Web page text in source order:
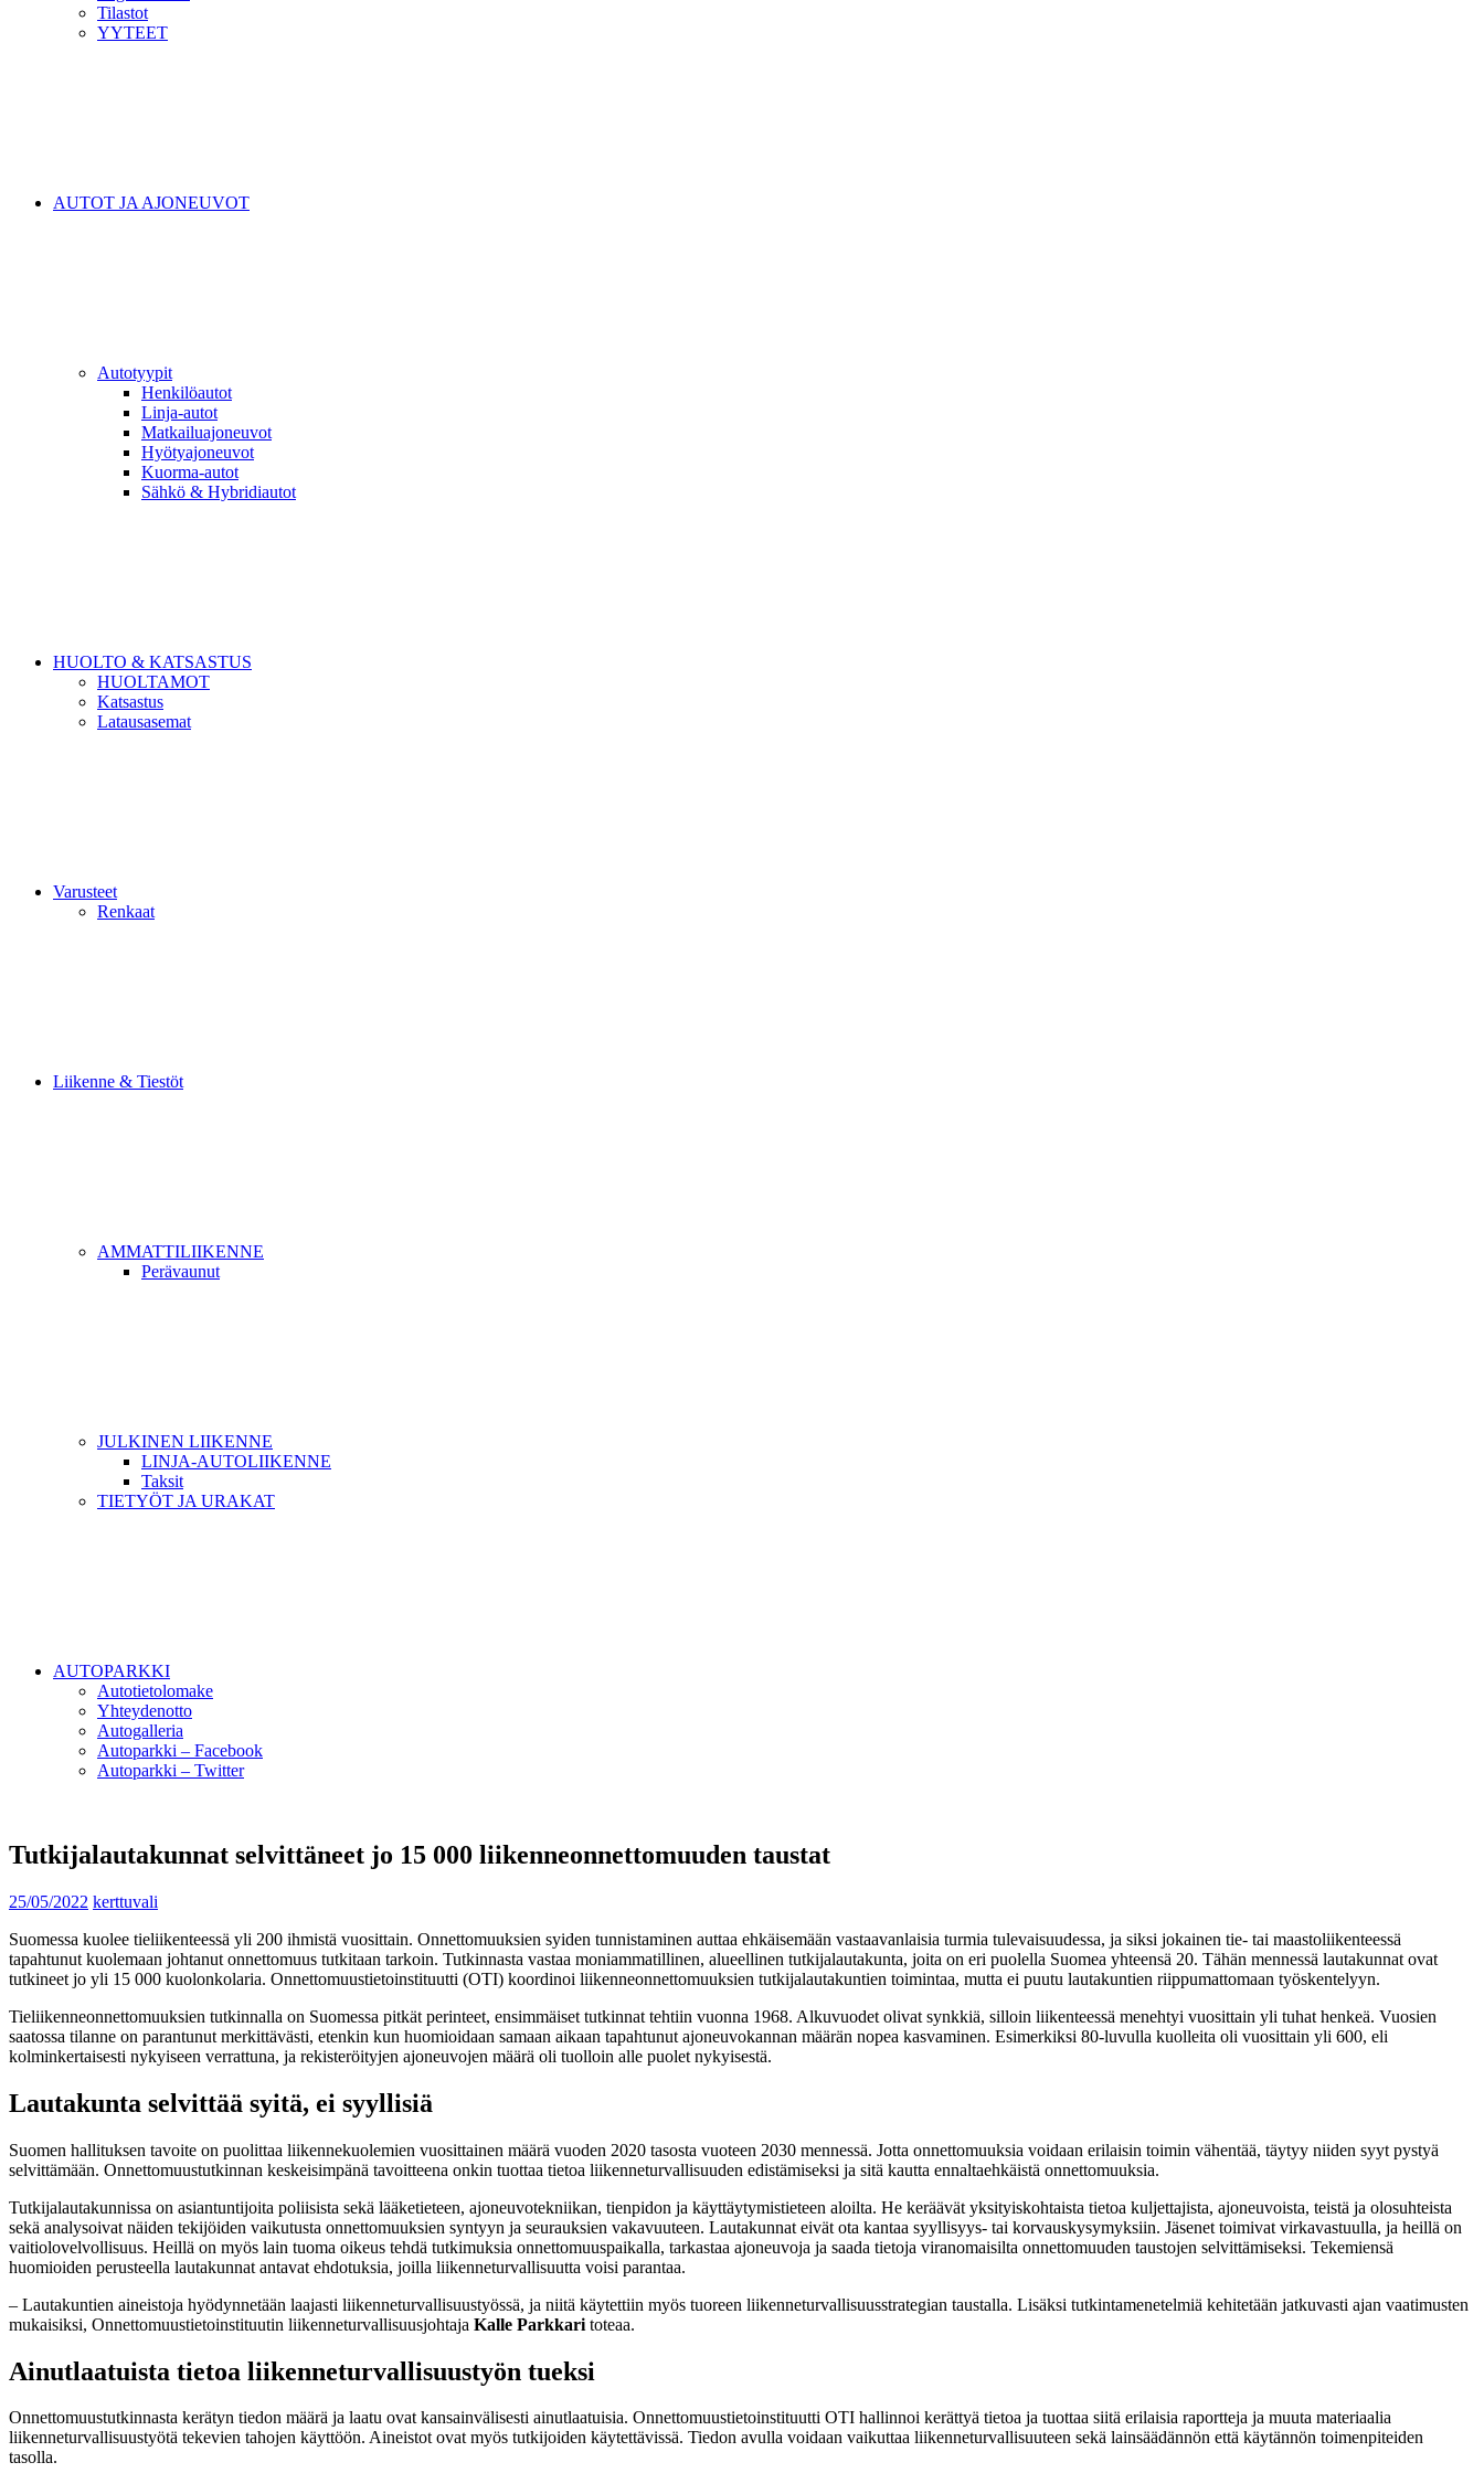
Tilastot
YYTEET
AUTOT JA AJONEUVOT
Autotyypit
Henkilöautot
Linja-autot
Matkailuajoneuvot
Hyötyajoneuvot
Kuorma-autot
Sähkö & Hybridiautot
HUOLTO & KATSASTUS
HUOLTAMOT
Katsastus
Latausasemat
Varusteet
Renkaat
Liikenne & Tiestöt
AMMATTILIIKENNE
Perävaunut
JULKINEN LIIKENNE
LINJA-AUTOLIIKENNE
Taksit
TIETYÖT JA URAKAT
AUTOPARKKI
Autotietolomake
Yhteydenotto
Autogalleria
Autoparkki – Facebook
Autoparkki – Twitter
Tutkijalautakunnat selvittäneet jo 15 000 liikenneonnettomuuden taustat
25/05/2022 kerttuvali
Suomessa kuolee tieliikenteessä yli 200 ihmistä vuosittain. Onnettomuuksien syiden tunnistaminen auttaa ehkäisemään vastaavanlaisia turmia tulevaisuudessa, ja siksi jokainen tie- tai maastoliikenteessä
tapahtunut kuolemaan johtanut onnettomuus tutkitaan tarkoin. Tutkinnasta vastaa moniammatillinen, alueellinen tutkijalautakunta, joita on eri puolella Suomea yhteensä 20. Tähän mennessä lautakunnat ovat
tutkineet jo yli 15 000 kuolonkolaria. Onnettomuustietoinstituutti (OTI) koordinoi liikenneonnettomuuksien tutkijalautakuntien toimintaa, mutta ei puutu lautakuntien riippumattomaan työskentelyyn.
Tieliikenneonnettomuuksien tutkinnalla on Suomessa pitkät perinteet, ensimmäiset tutkinnat tehtiin vuonna 1968. Alkuvuodet olivat synkkiä, silloin liikenteessä menehtyi vuosittain yli tuhat henkeä. Vuosien
saatossa tilanne on parantunut merkittävästi, etenkin kun huomioidaan samaan aikaan tapahtunut ajoneuvokannan määrän nopea kasvaminen. Esimerkiksi 80-luvulla kuolleita oli vuosittain yli 600, eli
kolminkertaisesti nykyiseen verrattuna, ja rekisteröityjen ajoneuvojen määrä oli tuolloin alle puolet nykyisestä.
Lautakunta selvittää syitä, ei syyllisiä
Suomen hallituksen tavoite on puolittaa liikennekuolemien vuosittainen määrä vuoden 2020 tasosta vuoteen 2030 mennessä. Jotta onnettomuuksia voidaan erilaisin toimin vähentää, täytyy niiden syyt pystyä
selvittämään. Onnettomuustutkinnan keskeisimpänä tavoitteena onkin tuottaa tietoa liikenneturvallisuuden edistämiseksi ja sitä kautta ennaltaehkäistä onnettomuuksia.
Tutkijalautakunnissa on asiantuntijoita poliisista sekä lääketieteen, ajoneuvotekniikan, tienpidon ja käyttäytymistieteen aloilta. He keräävät yksityiskohtaista tietoa kuljettajista, ajoneuvoista, teistä ja olosuhteista
sekä analysoivat näiden tekijöiden vaikutusta onnettomuuksien syntyyn ja seurauksien vakavuuteen. Lautakunnat eivät ota kantaa syyllisyys- tai korvauskysymyksiin. Jäsenet toimivat virkavastuulla, ja heillä on
vaitiolovelvollisuus. Heillä on myös lain tuoma oikeus tehdä tutkimuksia onnettomuuspaikalla, tarkastaa ajoneuvoja ja saada tietoja viranomaisilta onnettomuuden taustojen selvittämiseksi. Tekemiensä
huomioiden perusteella lautakunnat antavat ehdotuksia, joilla liikenneturvallisuutta voisi parantaa.
– Lautakuntien aineistoja hyödynnetään laajasti liikenneturvallisuustyössä, ja niitä käytettiin myös tuoreen liikenneturvallisuusstrategian taustalla. Lisäksi tutkintamenetelmiä kehitetään jatkuvasti ajan vaatimusten
mukaisiksi, Onnettomuustietoinstituutin liikenneturvallisuusjohtaja Kalle Parkkari toteaa.
Ainutlaatuista tietoa liikenneturvallisuustyön tueksi
Onnettomuustutkinnasta kerätyn tiedon määrä ja laatu ovat kansainvälisesti ainutlaatuisia. Onnettomuustietoinstituutti OTI hallinnoi kerättyä tietoa ja tuottaa siitä erilaisia raportteja ja muuta materiaalia
liikenneturvallisuustyötä tekevien tahojen käyttöön. Aineistot ovat myös tutkijoiden käytettävissä. Tiedon avulla voidaan vaikuttaa liikenneturvallisuuteen sekä lainsäädännön että käytännön toimenpiteiden
tasolla.